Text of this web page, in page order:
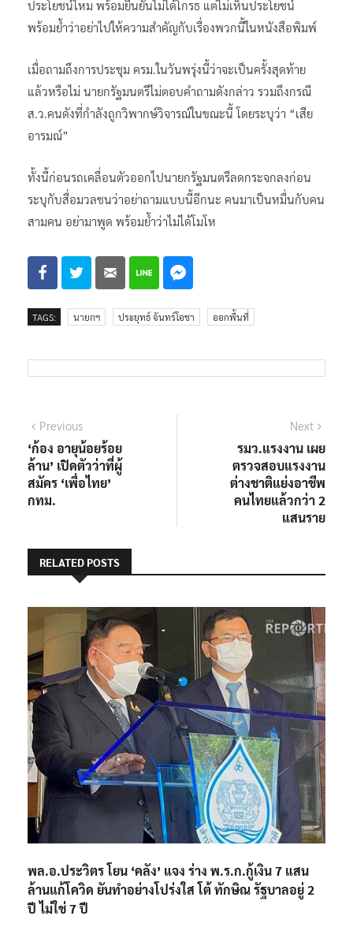
ประโยชน์ไหม พร้อมยืนยันไม่ได้โกรธ แต่ไม่เห็นประโยชน์
พร้อมย้ำว่าอย่าไปให้ความสำคัญกับเรื่องพวกนี้ในหนังสือพิมพ์
เมื่อถามถึงการประชุม ครม.ในวันพรุ่งนี้ว่าจะเป็นครั้งสุดท้าย
แล้วหรือไม่ นายกรัฐมนตรีไม่ตอบคำถามดังกล่าว รวมถึงกรณี
ส.ว.คนดังที่กำลังถูกวิพากษ์วิจารณ์ในขณะนี้ โดยระบุว่า “เสีย
อารมณ์”
ทั้งนี้ก่อนรถเคลื่อนตัวออกไปนายกรัฐมนตรีลดกระจกลงก่อน
ระบุกับสื่อมวลชนว่าอย่าถามแบบนี้อีกนะ คนมาเป็นหมื่นกับคน
สามคน อย่ามาพูด พร้อมย้ำว่าไม่ได้โมโห
TAGS: นายกฯ ประยุทธ์ จันทร์โอชา ออกพื้นที่
แนะแนว
เรื่อง
PreviousPrevious
post:
‘ก้อง อายุน้อยร้อย
ล้าน’ เปิดตัวว่าที่ผู้
สมัคร ‘เพื่อไทย’
กทม.
Next
post:
รมว.แรงงาน เผย
ตรวจสอบแรงงาน
ต่างชาติแย่งอาชีพ
คนไทยแล้วกว่า 2
แสนราย
RELATED POSTS
พล.อ.ประวิตร โยน ‘คลัง’ แจง ร่าง พ.ร.ก.กู้เงิน 7 แสน
ล้านแก้โควิด ยันทำอย่างโปร่งใส โต้ ทักษิณ รัฐบาลอยู่ 2
ปี ไม่ใช่ 7 ปี